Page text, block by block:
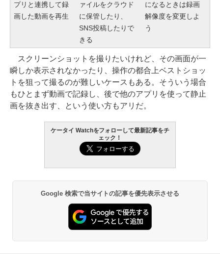
プリと連携して録
画した動画を再生
ァイルをクラウド
に保管したり、
SNS投稿したりで
きる
になるときは録画
解像度を変更しよ
う
スクリーンショットを撮りたいけれど、その画面が一
瞬しか表示されなかったり、操作の都合上ベストショッ
トを狙って撮るのが難しいケースもある。そういう場合
もひとまず動画で記録し、後で他のアプリを使って静止
画を抜き出す、という使い方もアリだ。
ケータイ Watchをフォローして最新記事をチ
ェック！
Google 検索で当サイトの記事を優先表示させる